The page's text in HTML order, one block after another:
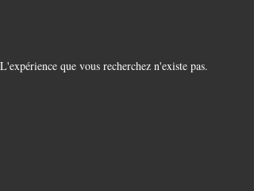
L'expérience que vous recherchez n'existe pas.